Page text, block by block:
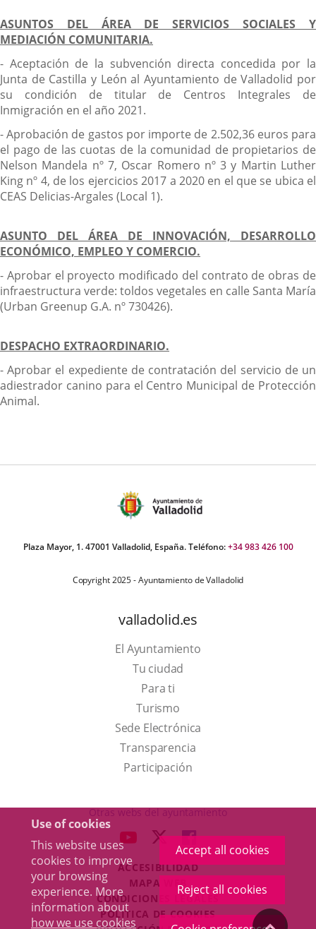
Use of cookies
This website uses
cookies to improve
your browsing
experience. More
information about
how we use cookies
Accept all cookies
Reject all cookies
ASUNTOS DEL ÁREA DE SERVICIOS SOCIALES Y
MEDIACIÓN COMUNITARIA.
- Aceptación de la subvención directa concedida por la
Junta de Castilla y León al Ayuntamiento de Valladolid por
su condición de titular de Centros Integrales de
Inmigración en el año 2021.
- Aprobación de gastos por importe de 2.502,36 euros para
el pago de las cuotas de la comunidad de propietarios de
Nelson Mandela nº 7, Oscar Romero nº 3 y Martin Luther
King nº 4, de los ejercicios 2017 a 2020 en el que se ubica el
CEAS Delicias-Argales (Local 1).
ASUNTO DEL ÁREA DE INNOVACIÓN, DESARROLLO
ECONÓMICO, EMPLEO Y COMERCIO.
- Aprobar el proyecto modificado del contrato de obras de
infraestructura verde: toldos vegetales en calle Santa María
(Urban Greenup G.A. nº 730426).
DESPACHO EXTRAORDINARIO.
- Aprobar el expediente de contratación del servicio de un
adiestrador canino para el Centro Municipal de Protección
Animal.
Plaza Mayor, 1. 47001 Valladolid, España. Teléfono:+34 983 426 100
Copyright 2025 - Ayuntamiento de Valladolid
valladolid.es
El Ayuntamiento
Tu ciudad
Para ti
TurismoThis
link
will
open
a
up
window.
Sede Electrónica
Transparencia
Participación
Otras webs del ayuntamiento
LINK
EXTERNAL
APPLICATION.
LINK
TO
EXTERNAL
APPLICATION.
LINK
TO
EXTERNAL
APPLICATION.
ACCESIBILIDAD
MAPA WEB
CONDICIONES LEGALES
POLÍTICA DE COOKIES
"Back